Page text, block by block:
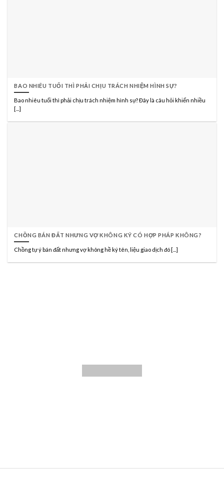
BAO NHIÊU TUỔI THÌ PHẢI CHỊU TRÁCH NHIỆM HÌNH SỰ?
Bao nhiêu tuổi thì phải chịu trách nhiệm hình sự? Đây là câu hỏi khiến nhiều
[...]
CHỒNG BÁN ĐẤT NHƯNG VỢ KHÔNG KÝ CÓ HỢP PHÁP KHÔNG?
Chồng tự ý bán đất nhưng vợ không hề ký tên, liệu giao dịch đó [...]